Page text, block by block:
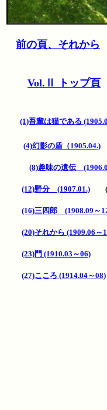
前の頁、それから
Vol.Ⅱ トップ頁
(1)吾輩は猫である
(4)幻影の盾（1905.04.)
(8)趣味の遺伝
(12)野分 (1907.01.)
(16)三四郎 (1908.09～
(20)それから (1909.06～
(23)門 (1910.03～06)
(27)こころ (1914.04～08)